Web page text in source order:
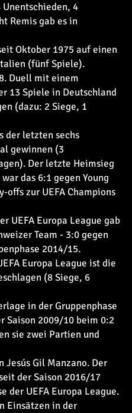
4
Remis gab es in
Oktober 1975 auf einen
(fünf Spiele).
Duell mit einem
13 Spiele in Deutschland
(dazu: 2 Siege, 1
der letzten sechs
gewinnen (3
Der letzte Heimsieg
das 6:1 gegen Young
offs zur UEFA Champions
UEFA Europa League gab
Team - 3:0 gegen
2014/15.
Europa League ist die
(8 Siege, 6
in der Gruppenphase
Saison 2009/10 beim 0:2
sie zwei Partien und
Jesús Gil Manzano. Der
der Saison 2016/17
der UEFA Europa League.
Einsätzen in der